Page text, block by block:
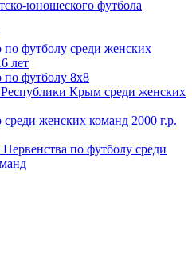
юношеского футбола
по футболу среди женских
лет
по футболу 8х8
Крым среди женских
среди женских команд 2000 г.р.
по футболу среди